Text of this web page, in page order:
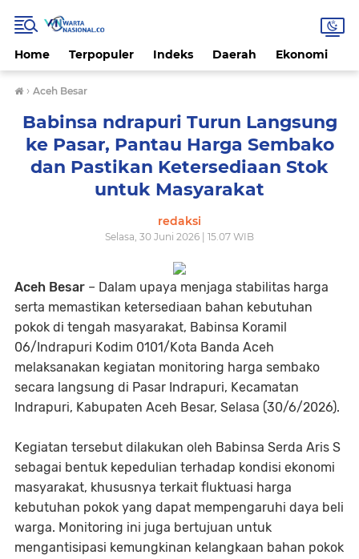
Home Terpopuler Indeks Daerah Ekonomi
› Aceh Besar
Babinsa ndrapuri Turun Langsung
ke Pasar, Pantau Harga Sembako
dan Pastikan Ketersediaan Stok
untuk Masyarakat
redaksi
Selasa, 30 Juni 2026 | 15.07 WIB
Aceh Besar – Dalam upaya menjaga stabilitas harga
serta memastikan ketersediaan bahan kebutuhan
pokok di tengah masyarakat, Babinsa Koramil
06/Indrapuri Kodim 0101/Kota Banda Aceh
melaksanakan kegiatan monitoring harga sembako
secara langsung di Pasar Indrapuri, Kecamatan
Indrapuri, Kabupaten Aceh Besar, Selasa (30/6/2026).
Kegiatan tersebut dilakukan oleh Babinsa Serda Aris S
sebagai bentuk kepedulian terhadap kondisi ekonomi
masyarakat, khususnya terkait fluktuasi harga
kebutuhan pokok yang dapat mempengaruhi daya beli
warga. Monitoring ini juga bertujuan untuk
mengantisipasi kemungkinan kelangkaan bahan pokok